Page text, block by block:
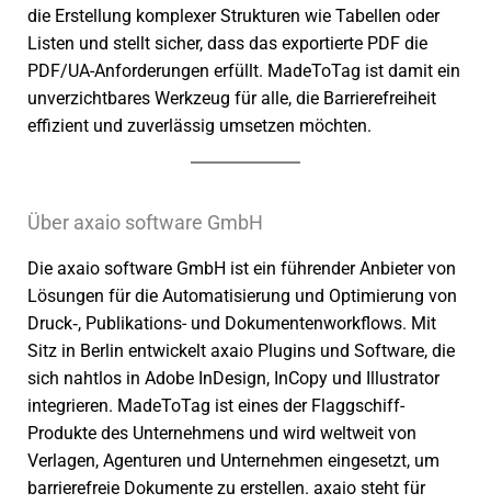
die Erstellung komple­xer Strukturen wie Tabellen oder
Listen und stellt sicher, dass das expor­tierte PDF die
PDF/UA-Anforderungen erfüllt. MadeToTag ist damit ein
unver­zicht­ba­res Werkzeug für alle, die Barrierefreiheit
effi­zi­ent und zuver­läs­sig umset­zen möch­ten.
Über axaio software GmbH
Die axaio soft­ware GmbH ist ein führen­der Anbieter von
Lösungen für die Automatisierung und Optimierung von
Druck‑, Publikations- und Dokumentenworkflows. Mit
Sitz in Berlin entwi­ckelt axaio Plugins und Software, die
sich naht­los in Adobe InDesign, InCopy und Illustrator
inte­grie­ren. MadeToTag ist eines der Flaggschiff-
Produkte des Unternehmens und wird welt­weit von
Verlagen, Agenturen und Unternehmen einge­setzt, um
barrie­re­freie Dokumente zu erstel­len. axaio steht für